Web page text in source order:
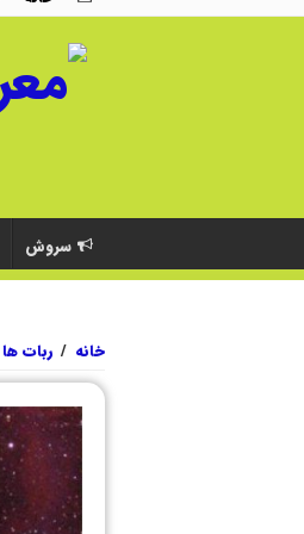
سروش
خانه / ربات ها